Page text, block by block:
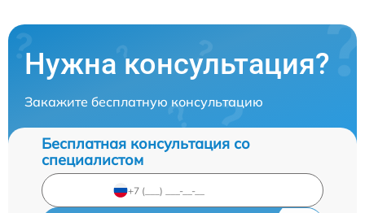
Нужна консультация?
Закажите бесплатную консультацию
Бесплатная консультация со
специалистом